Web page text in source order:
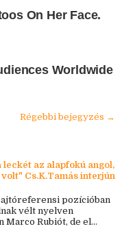
On Her Face.
Worldwide
Régebbi bejegyzés →
az alapfokú angol,
Cs.K.Tamás interjún
pozícióban
vélt nyelven
Rubiót, de el...